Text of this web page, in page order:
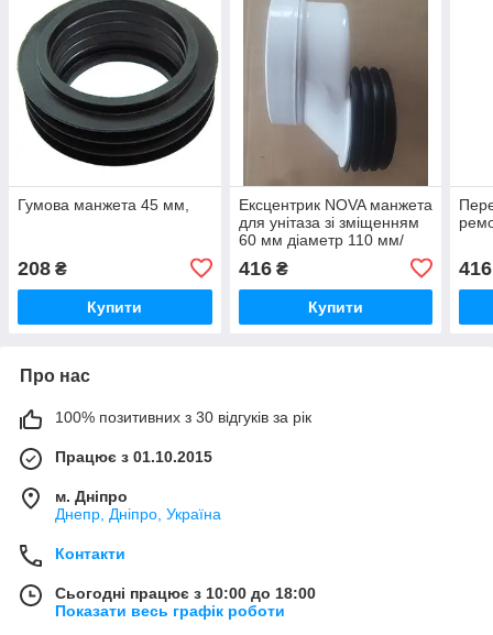
Гумова манжета 45 мм,
208 ₴
Купити
Ексцентрик NOVA манжета
для унітаза зі зміщенням
60 мм діаметр 110 мм/
416₴
Купити
416
Про нас
100% позитивних з 30 відгуків за рік
Працює з 01.10.2015
м. Дніпро
Днепр, Дніпро, Україна
Контакти
Сьогодні працює з 10:00 до 18:00
Показати весь графік роботи